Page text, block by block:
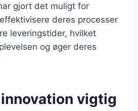
gjort det muligt for
deres processer
leveringstider, hvilket
og øger deres
vigtig